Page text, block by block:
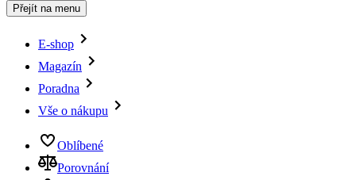
Přejít na menu
E-shop
Magazín
Poradna
Vše o nákupu
Oblíbené
Porovnání